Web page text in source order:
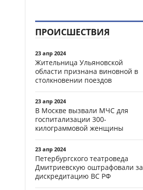
ПРОИСШЕСТВИЯ
23 апр 2024
Жительница Ульяновской
области признана виновной в
столкновении поездов
23 апр 2024
В Москве вызвали МЧС для
госпитализации 300-
килограммовой женщины
23 апр 2024
Петербургского театроведа
Дмитриевскую оштрафовали за
дискредитацию ВС РФ